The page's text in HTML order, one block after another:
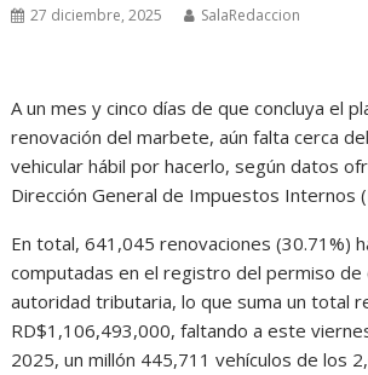
27 diciembre, 2025 SalaRedaccion
A un mes y cinco días de que concluya el
renovación del marbete, aún falta cerca
vehicular hábil por hacerlo, según datos
Dirección General de Impuestos Internos
En total, 641,045 renovaciones (30.71%)
computadas en el registro del permiso de
autoridad tributaria, lo que suma un total
RD$1,106,493,000, faltando a este
2025, un millón 445,711 vehículos de los